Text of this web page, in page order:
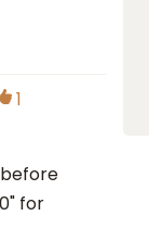
1
for